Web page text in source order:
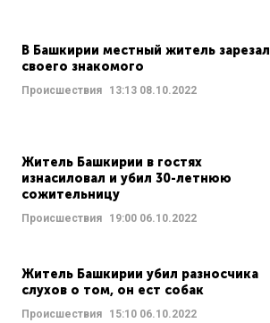
В Башкирии местный житель зарезал
своего знакомого
Происшествия 13:13 08.10.2022
Житель Башкирии в гостях
изнасиловал и убил 30-летнюю
сожительницу
Происшествия 19:00 06.10.2022
Житель Башкирии убил разносчика
слухов о том, он ест собак
Происшествия 15:10 06.10.2022